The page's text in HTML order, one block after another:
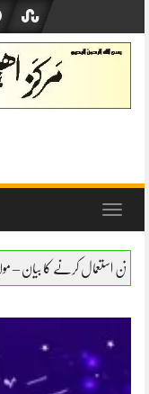
content
Toggle
ابو بکر صدیق حفظہ اللہ